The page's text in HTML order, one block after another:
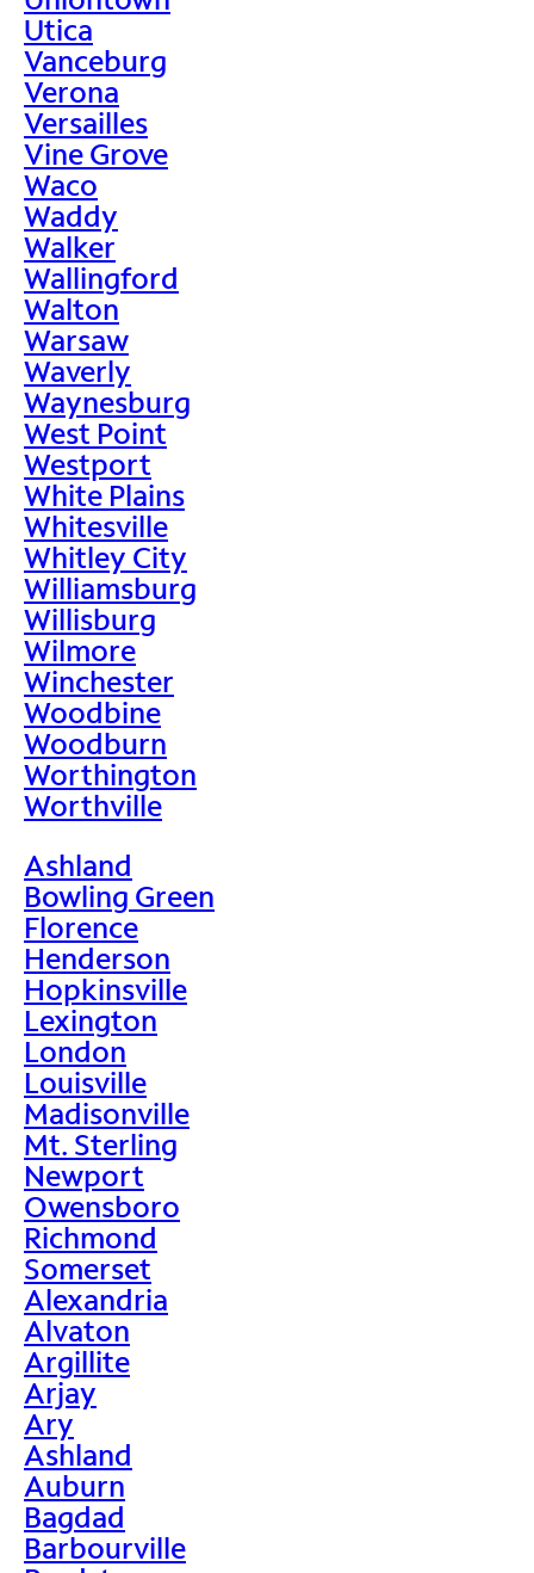
Utica
Vanceburg
Verona
Versailles
Vine Grove
Waco
Waddy
Walker
Wallingford
Walton
Warsaw
Waverly
Waynesburg
West Point
Westport
White Plains
Whitesville
Whitley City
Williamsburg
Willisburg
Wilmore
Winchester
Woodbine
Woodburn
Worthington
Worthville
Ashland
Bowling Green
Florence
Henderson
Hopkinsville
Lexington
London
Louisville
Madisonville
Mt. Sterling
Newport
Owensboro
Richmond
Somerset
Alexandria
Alvaton
Argillite
Arjay
Ary
Ashland
Auburn
Bagdad
Barbourville